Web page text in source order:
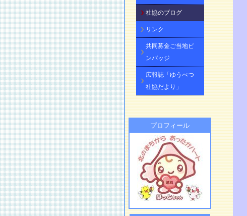
社協のブログ
リンク
共同募金ご当地ピ
ンバッジ
広報誌「ゆうべつ
社協だより」
プロフィール